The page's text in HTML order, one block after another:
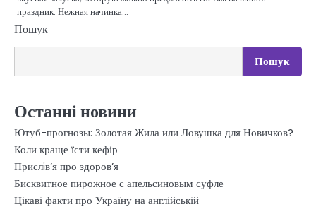
праздник. Нежная начинка…
Пошук
Пошук
Останні новини
Ютуб-прогнозы: Золотая Жила или Ловушка для Новичков?
Коли краще їсти кефір
Прислiв’я про здоров’я
Бисквитное пирожное с апельсиновым суфле
Цікаві факти про Україну на англійській